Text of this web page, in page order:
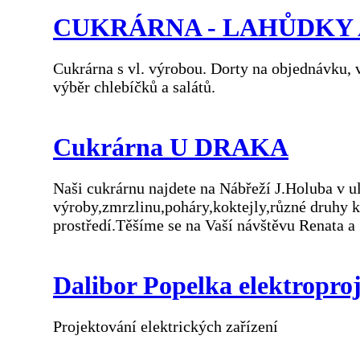
CUKRÁRNA - LAHŮDKY
Cukrárna s vl. výrobou. Dorty na
výběr chlebíčků a salátů.
Cukrárna U DRAKA
Naši cukrárnu najdete na Nábřeží J.Holuba v
výroby,zmrzlinu,poháry,koktejly,různé druhy
prostředí.Těšíme se na Vaší návštěvu Renata
Dalibor Popelka
Projektování elektrických zařízení